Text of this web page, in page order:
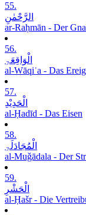
55.
الرَّحْمٰنِ
ar-Raḥmān - Der
56.
الْوَاقِعَۃِ
al-Wāqiʿa - Das
57.
الْحَدِیْدِ
al-Ḥadīd - Das Eisen
58.
الْمُجَادَلَۃِ
al-Muǧādala - Der
59.
الْحَشْرِ
al-Ḥašr - Die